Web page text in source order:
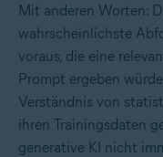
Mit anderen Worten:
wahrscheinlichste
voraus, die eine
Prompt ergeben
Verständnis von
ihren Trainingsdaten
generative KI nicht